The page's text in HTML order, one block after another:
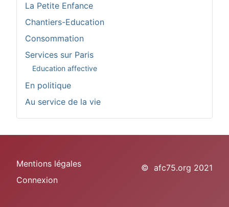
La Petite Enfance
Chantiers-Education
Consommation
Services sur Paris
Education affective
En politique
Au service de la vie
Mentions légales
Connexion
© afc75.org 2021